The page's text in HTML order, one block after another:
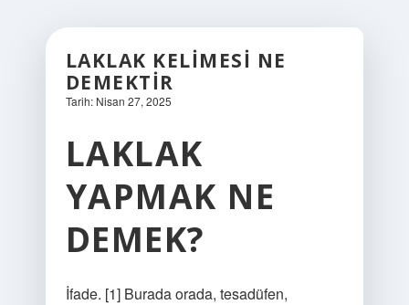
LAKLAK KELIMESI NE
DEMEKTIR
Tarih: Nisan 27, 2025
LAKLAK
YAPMAK NE
DEMEK?
İfade. [1] Burada orada, tesadüfen,